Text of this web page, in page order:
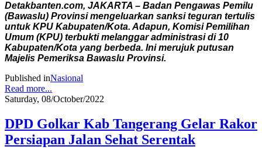
Detakbanten.com, JAKARTA – Badan Pengawas Pemilu
(Bawaslu) Provinsi mengeluarkan sanksi teguran tertulis
untuk KPU Kabupaten/Kota. Adapun, Komisi Pemilihan
Umum (KPU) terbukti melanggar administrasi di 10
Kabupaten/Kota yang berbeda. Ini merujuk putusan
Majelis Pemeriksa Bawaslu Provinsi.
Published inNasional
Read more...
Saturday, 08/October/2022
DPD Golkar Kab Tangerang Gelar Rakor
Persiapan Jalan Sehat Serentak